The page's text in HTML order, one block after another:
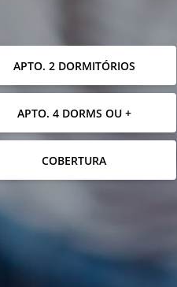
APTO. 2 DORMITÓRIOS
APTO. 4 DORMS OU +
COBERTURA